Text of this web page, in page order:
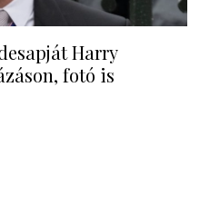
Harry
fotó is